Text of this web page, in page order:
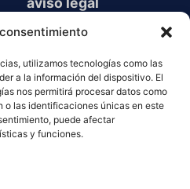
utilizamos tecnologías como las
a la información del dispositivo. El
nos permitirá procesar datos como
o las identificaciones únicas en este
puede afectar
y funciones.
DEMO
+34 974 560 711
Paseo Ramón y
Cajal3, Huesca